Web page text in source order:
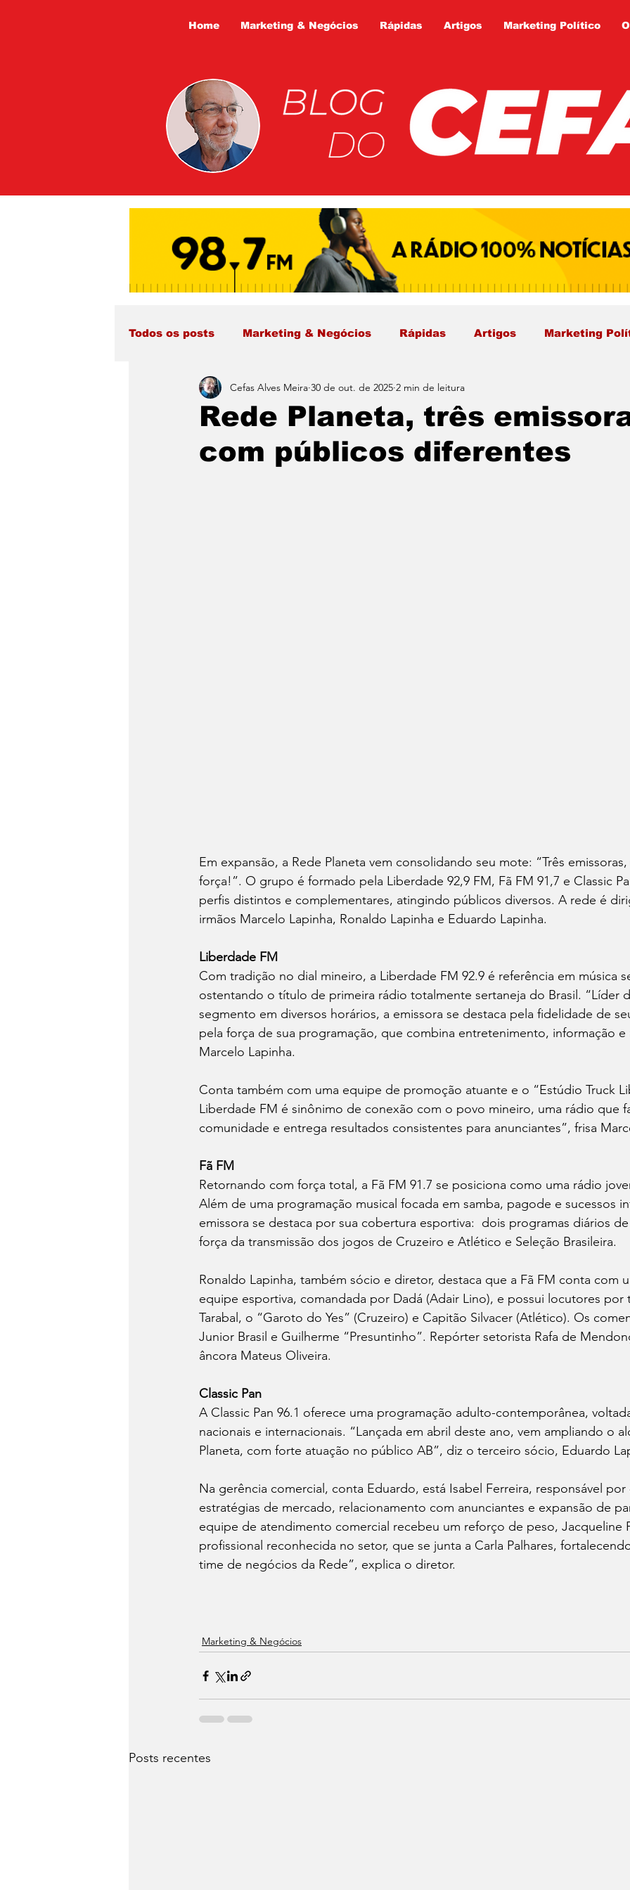
Home Marketing & Negócios Rápidas Artigos Marketing Político
Todos os posts Marketing & Negócios Rápidas Artigos Marketing
Rede Planeta, três
com públicos diferentes
Cefas Alves Meira 30 de out. de 2025 2 min de leitura
Em expansão, a Rede Planeta vem consolidando seu mote: “Três
força!”. O grupo é formado pela Liberdade 92,9 FM, Fã FM 91,7 e Classic
perfis distintos e complementares, atingindo públicos diversos. A rede é
irmãos Marcelo Lapinha, Ronaldo Lapinha e Eduardo Lapinha.
Liberdade FM
Com tradição no dial mineiro, a Liberdade FM 92.9 é referência em música
ostentando o título de primeira rádio totalmente sertaneja do Brasil. “Líder
segmento em diversos horários, a emissora se destaca pela fidelidade de
pela força de sua programação, que combina entretenimento, informação e
Marcelo Lapinha.
Conta também com uma equipe de promoção atuante e o “Estúdio Truck
Liberdade FM é sinônimo de conexão com o povo mineiro, uma rádio que
comunidade e entrega resultados consistentes para anunciantes”, frisa
Fã FM
Retornando com força total, a Fã FM 91.7 se posiciona como uma rádio
Além de uma programação musical focada em samba, pagode e sucessos
emissora se destaca por sua cobertura esportiva:  dois programas diários
força da transmissão dos jogos de Cruzeiro e Atlético e Seleção Brasileira.
Ronaldo Lapinha, também sócio e diretor, destaca que a Fã FM conta com
equipe esportiva, comandada por Dadá (Adair Lino), e possui locutores por
Tarabal, o “Garoto do Yes” (Cruzeiro) e Capitão Silvacer (Atlético). Os
Junior Brasil e Guilherme “Presuntinho”. Repórter setorista Rafa de
âncora Mateus Oliveira.
Classic Pan
A Classic Pan 96.1 oferece uma programação adulto-contemporânea,
nacionais e internacionais. “Lançada em abril deste ano, vem ampliando o
Planeta, com forte atuação no público AB”, diz o terceiro sócio, Eduardo
Na gerência comercial, conta Eduardo, está Isabel Ferreira, responsável por
estratégias de mercado, relacionamento com anunciantes e expansão de
equipe de atendimento comercial recebeu um reforço de peso, Jacqueline
profissional reconhecida no setor, que se junta a Carla Palhares,
time de negócios da Rede”, explica o diretor.
Marketing & Negócios
Posts recentes